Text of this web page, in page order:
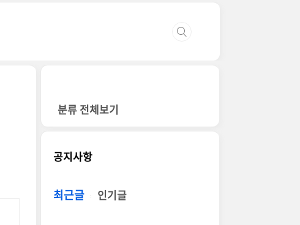
분류 전체보기
공지사항
최근글 인기글